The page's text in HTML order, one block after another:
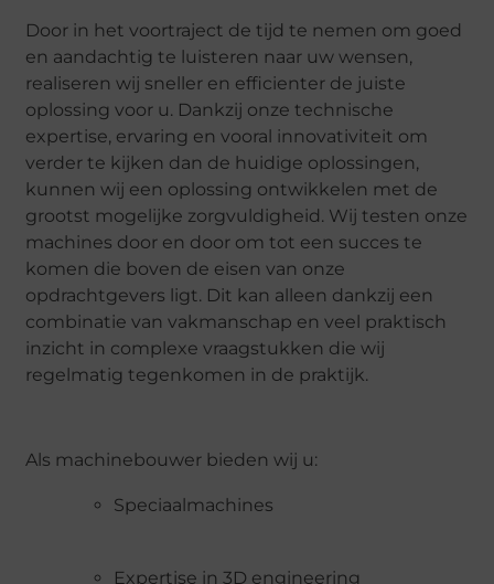
Door in het voortraject de tijd te nemen om goed
en aandachtig te luisteren naar uw wensen,
realiseren wij sneller en efficienter de juiste
oplossing voor u. Dankzij onze technische
expertise, ervaring en vooral innovativiteit om
verder te kijken dan de huidige oplossingen,
kunnen wij een oplossing ontwikkelen met de
grootst mogelijke zorgvuldigheid. Wij testen onze
machines door en door om tot een succes te
komen die boven de eisen van onze
opdrachtgevers ligt. Dit kan alleen dankzij een
combinatie van vakmanschap en veel praktisch
inzicht in complexe vraagstukken die wij
regelmatig tegenkomen in de praktijk.
Als machinebouwer bieden wij u:
Speciaalmachines
Expertise in 3D engineering